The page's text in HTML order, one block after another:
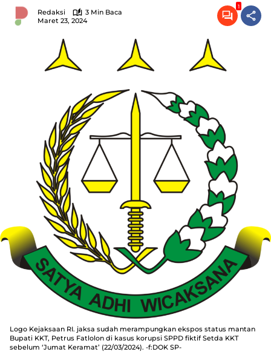
Redaksi
3 Min Baca
Maret 23, 2024
1
Logo Kejaksaan RI. jaksa sudah merampungkan ekspos status mantan
Bupati KKT, Petrus Fatlolon di kasus korupsi SPPD fiktif Setda KKT
sebelum ‘Jumat Keramat’ (22/03/2024). -f:DOK SP-